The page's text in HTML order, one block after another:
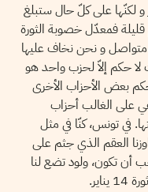
و لكنّها على كلّ حال ستبلغ
قليلة فمعدّل خصوبة الثورة
متواصل و نحن نخاف عليها
حكم إلاّ لحزب واحد هو
بعض الأحزاب الأخرى
على الغالب أحزاب
في تونس، كنّا في مثل
العقم الذي جثم على
أن تكون، ولود تضع لنا